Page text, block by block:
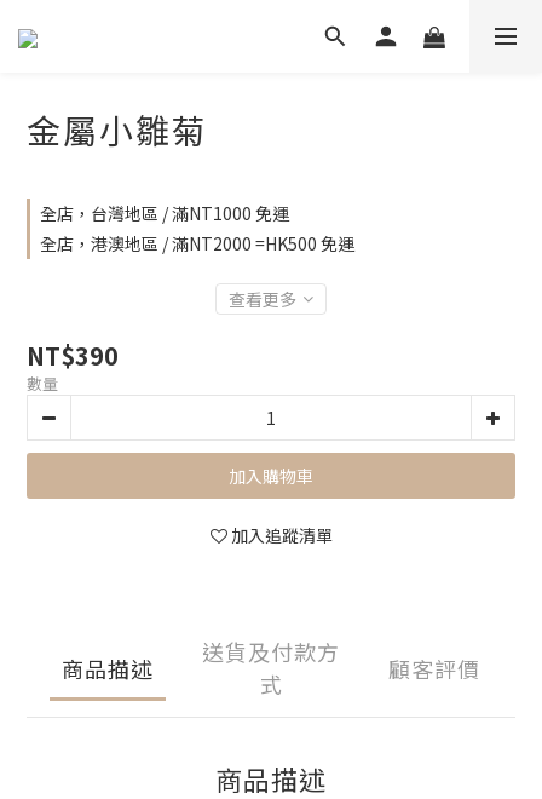
金屬小雛菊
全店，台灣地區 / 滿NT1000 免運
全店，港澳地區 / 滿NT2000 =HK500 免運
查看更多
NT$390
數量
加入購物車
加入追蹤清單
商品描述
送貨及付款方
式
顧客評價
商品描述